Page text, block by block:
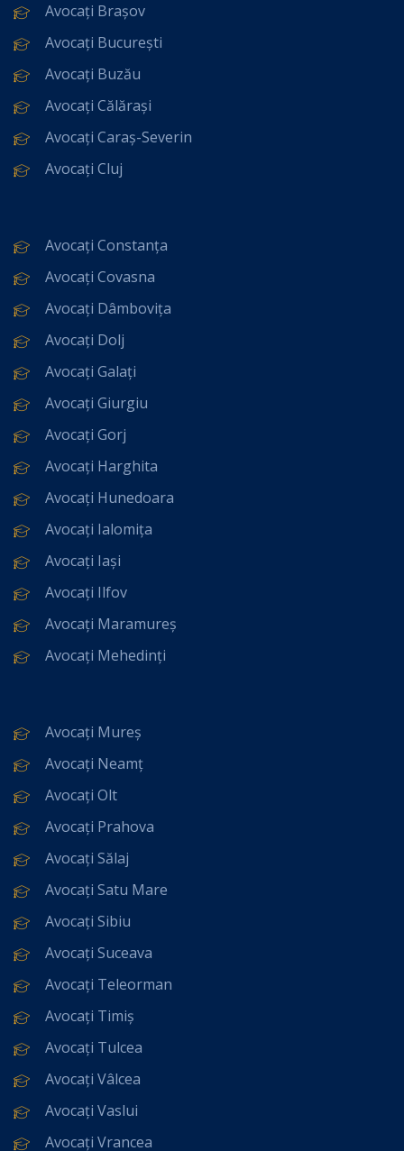
Avocați Brașov
Avocați București
Avocați Buzău
Avocați Călărași
Avocați Caraș-Severin
Avocați Cluj
Avocați Constanța
Avocați Covasna
Avocați Dâmbovița
Avocați Dolj
Avocați Galați
Avocați Giurgiu
Avocați Gorj
Avocați Harghita
Avocați Hunedoara
Avocați Ialomița
Avocați Iași
Avocați Ilfov
Avocați Maramureș
Avocați Mehedinți
Avocați Mureș
Avocați Neamț
Avocați Olt
Avocați Prahova
Avocați Sălaj
Avocați Satu Mare
Avocați Sibiu
Avocați Suceava
Avocați Teleorman
Avocați Timiș
Avocați Tulcea
Avocați Vâlcea
Avocați Vaslui
Avocați Vrancea